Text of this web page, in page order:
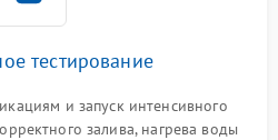
тестирование
и запуск интенсивного
залива, нагрева воды